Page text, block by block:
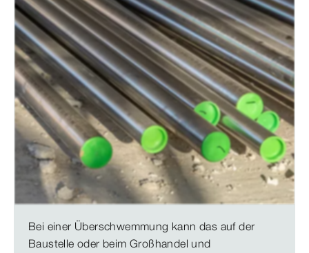
Bei einer Überschwemmung kann das auf der
Baustelle oder beim Großhandel und